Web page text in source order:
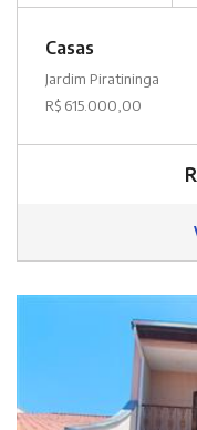
Casas
Jardim Piratininga
R$ 615.000,00